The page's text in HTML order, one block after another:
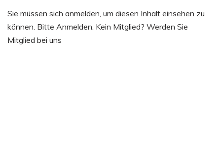
Sie müssen sich anmelden, um diesen Inhalt einsehen zu
können. Bitte Anmelden. Kein Mitglied? Werden Sie
Mitglied bei uns